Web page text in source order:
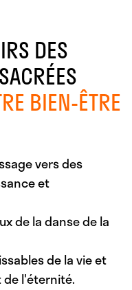
DES
BIEN-ÊTRE
vers des
et
de la danse de la
de la vie et
de l'éternité.